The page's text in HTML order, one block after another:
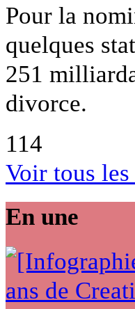
Pour la
quelques
251
divorce.
114
Voir tous
En une